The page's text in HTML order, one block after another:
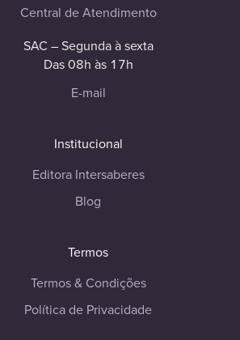
Central de Atendimento
SAC – Segunda à sexta
Das 08h às 17h
E-mail
Institucional
Editora Intersaberes
Blog
Termos
Termos & Condições
Política de Privacidade